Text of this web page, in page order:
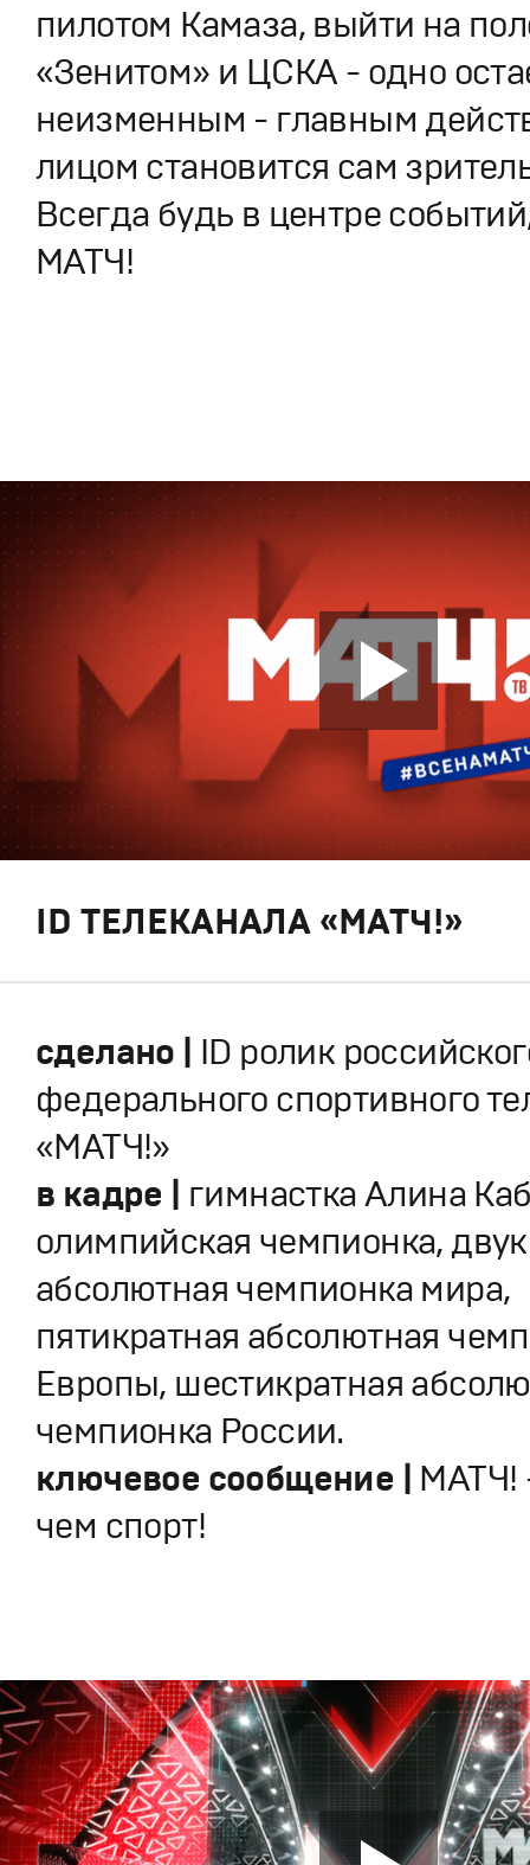
пилотом Камаза, выйти на
«Зенитом» и ЦСКА - одно
неизменным - главным
лицом становится сам
Всегда будь в центре
МАТЧ!
ID ТЕЛЕКАНАЛА «МАТЧ!»
сделано | ID ролик
федерального спортивного
«МАТЧ!»
в кадре | гимнастка Алина
олимпийская чемпионка,
абсолютная чемпионка мира,
пятикратная абсолютная
Европы, шестикратная
чемпионка России.
ключевое сообщение | МАТЧ!
чем спорт!